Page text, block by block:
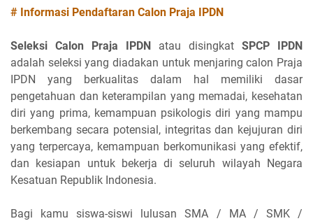
# Informasi Pendaftaran Calon Praja IPDN
Seleksi Calon Praja IPDN atau disingkat SPCP IPDN
adalah seleksi yang diadakan untuk menjaring calon Praja
IPDN yang berkualitas dalam hal memiliki dasar
pengetahuan dan keterampilan yang memadai, kesehatan
diri yang prima, kemampuan psikologis diri yang mampu
berkembang secara potensial, integritas dan kejujuran diri
yang terpercaya, kemampuan berkomunikasi yang efektif,
dan kesiapan untuk bekerja di seluruh wilayah Negara
Kesatuan Republik Indonesia.
Bagi kamu siswa-siswi lulusan SMA / MA / SMK /